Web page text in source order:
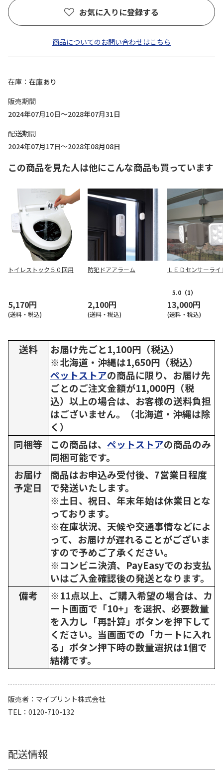
お気に入りに登録する
商品についてのお問い合わせはこちら
在庫
在庫あり
販売期間
2024年07月10日～2028年07月31日
配送期間
2024年07月17日～2028年08月08日
この商品を見た人は他にこんな商品も買っています
トイレストック５０回用
5,170円
(送料・税込)
防犯ドアアラーム
2,100円
(送料・税込)
ＬＥＤセンサーライ
5.0 （1）
13,000円
(送料・税込)
送料
お届け先ごと1,100円（税込）
※北海道・沖縄は1,650円（税込）
ペットストアの商品に限り、お届け先
ごとのご注文金額が11,000円（税
込）以上の場合は、お客様の送料負担
はございません。（北海道・沖縄は除
く）
同梱等
この商品は、 ペットストアの商品のみ
同梱可能です。
お届け
予定日
商品はお申込み受付後、7営業日程度
で発送いたします。
※土日、祝日、年末年始は休業日とな
っております。
※在庫状況、天候や交通事情などによ
って、お届けが遅れることがございま
すので予めご了承ください。
※コンビニ決済、PayEasyでのお支払
いはご入金確認後の発送となります。
備考
※11点以上、ご購入希望の場合は、カ
ート画面で「10+」を選択、必要数量
を入力し「再計算」ボタンを押下して
ください。当画面での「カートに入れ
る」ボタン押下時の数量選択は1個で
結構です。
販売者
マイプリント株式会社
TEL
0120-710-132
配送情報